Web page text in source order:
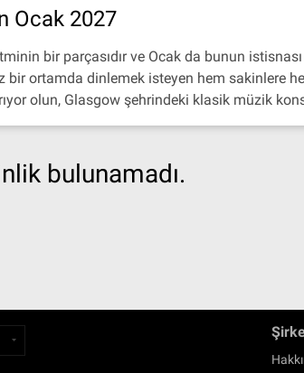
Ocak 2027
bir parçasıdır ve Ocak da bunun
bir ortamda dinlemek isteyen hem sakinlere
olun, Glasgow şehrindeki klasik müzik
bulunamadı.